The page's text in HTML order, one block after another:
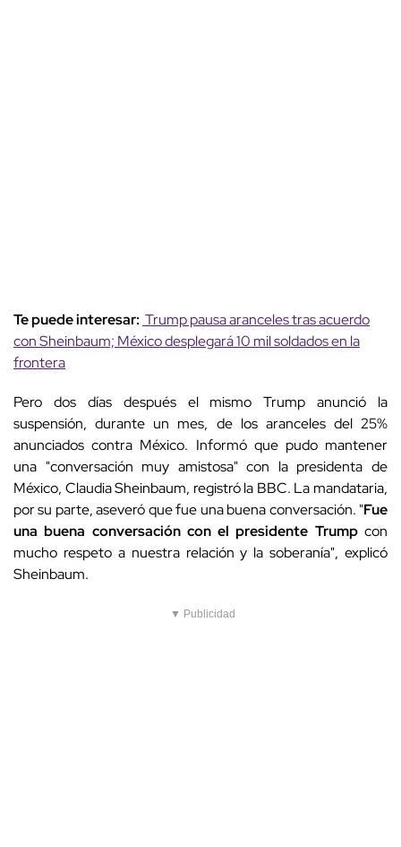
Te puede interesar: Trump pausa aranceles tras acuerdo
con Sheinbaum; México desplegará 10 mil soldados en la
frontera
Pero dos días después el mismo Trump anunció la
suspensión,durante un mes, de los aranceles del 25%
anunciados contra México. Informó que pudo mantener
una "conversación muy amistosa" con la presidenta de
México, Claudia Sheinbaum, registró la BBC. La mandataria,
por su parte, aseveró que fue una buena conversación. "Fue
una buena conversación con el presidente Trumpcon
mucho respeto a nuestra relación y la soberanía", explicó
Sheinbaum.
▼ Publicidad